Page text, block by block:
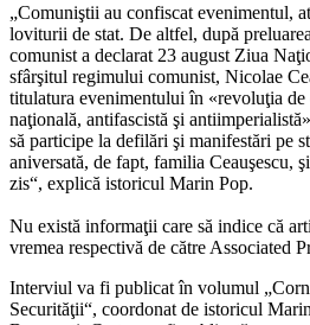
„Comuniştii au confiscat evenimentul,
loviturii de stat. De altfel, după
comunist a declarat 23 august Ziua
sfârşitul regimului comunist, Nicolae
titulatura evenimentului în «revoluţia de
naţională, antifascistă şi
să participe la defilări şi manifestări pe
aniversată, de fapt, familia Ceauşescu,
zis“, explică istoricul Marin Pop.
Nu există informaţii care să indice că
vremea respectivă de către Associated
Interviul va fi publicat în volumul
Securităţii“, coordonat de istoricul